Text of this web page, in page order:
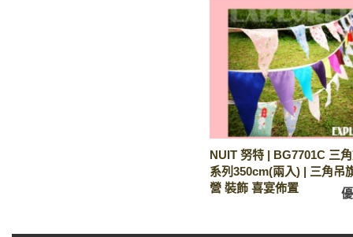
NUIT 努特 | BG7701C 三
系列350cm(兩入) | 三角吊
營 裝飾 喜宴佈置